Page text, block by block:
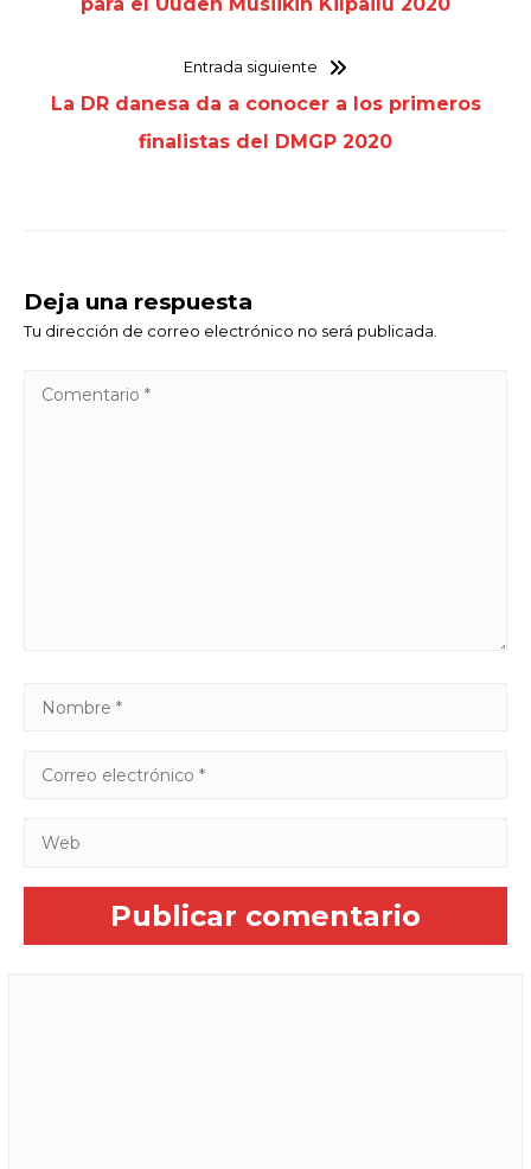
para el Uuden Musiikin Kilpailu 2020
Entrada siguiente
La DR danesa da a conocer a los primeros
finalistas del DMGP 2020
Deja una respuesta
Tu dirección de correo electrónico no será publicada.